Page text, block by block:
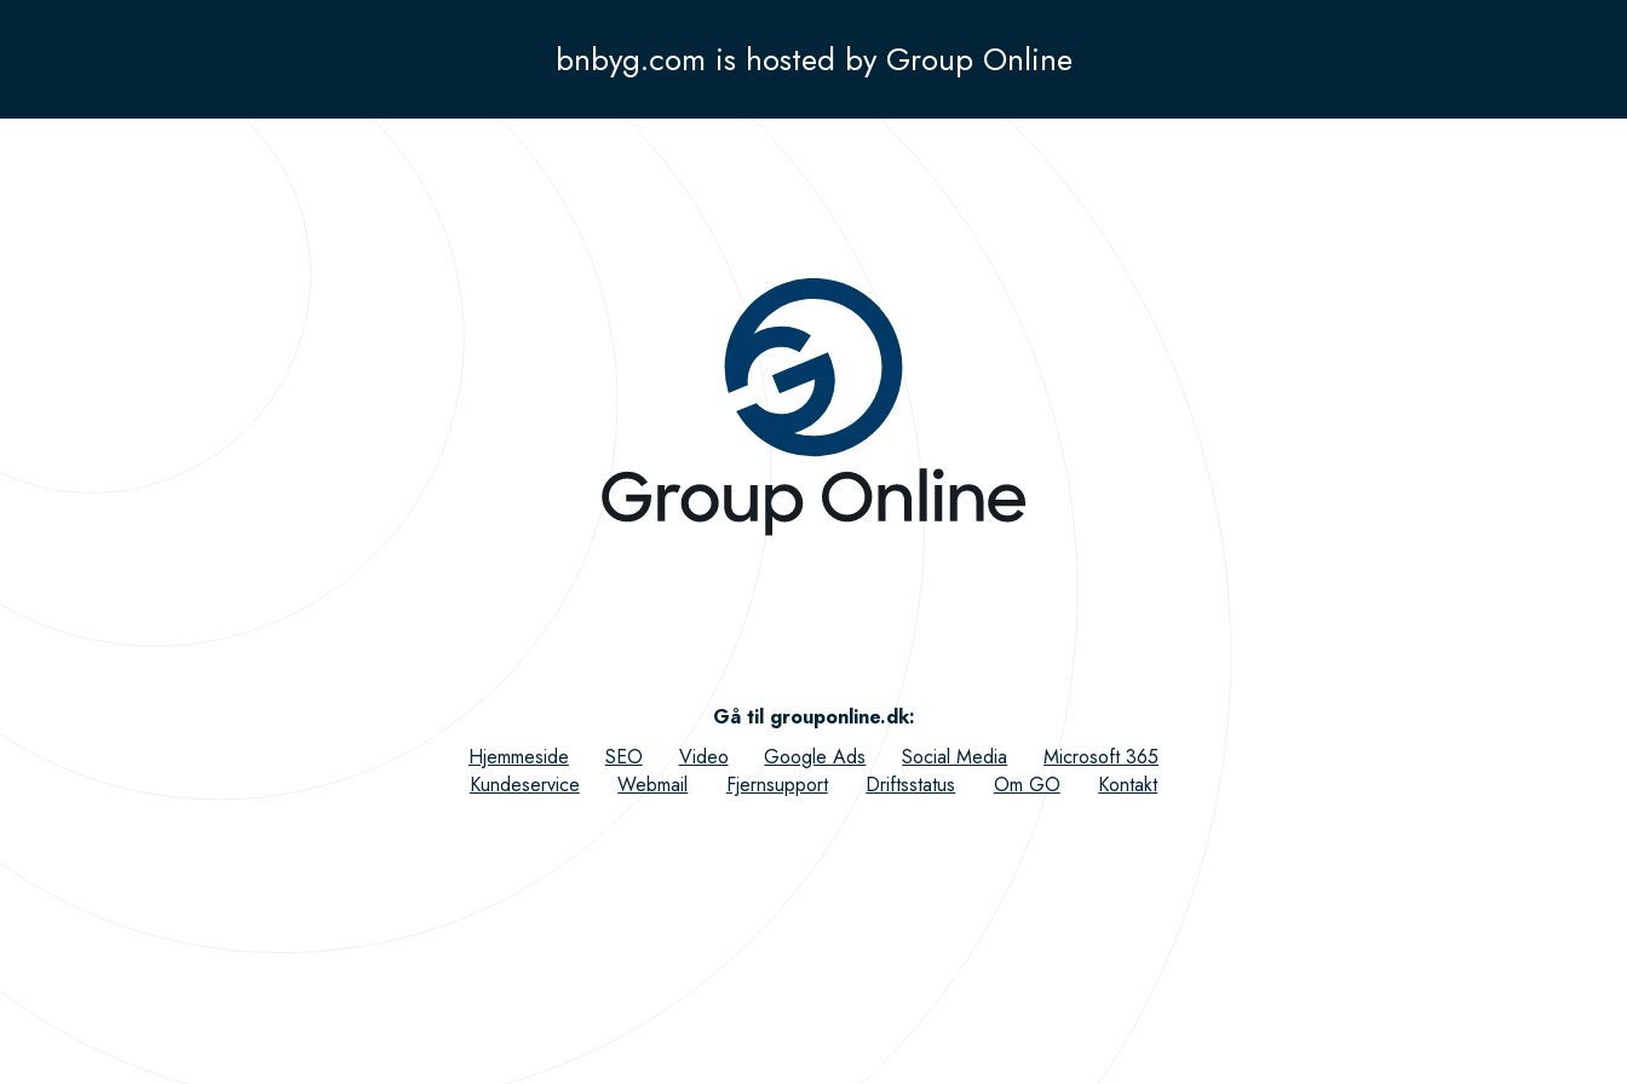
bnbyg.com is hosted by Group Online
Gå til grouponline.dk:
Hjemmeside
SEO Video Google Ads Social Media
Microsoft 365
Kundeservice
Webmail Fjernsupport Driftsstatus Om GO Kontakt